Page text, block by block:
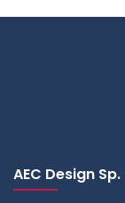
AEC Design